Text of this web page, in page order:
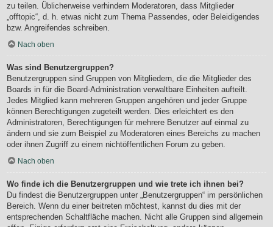
zu teilen. Üblicherweise verhindern Moderatoren, dass Mitglieder
„offtopic“, d. h. etwas nicht zum Thema Passendes, oder Beleidigendes
bzw. Angreifendes schreiben.
Nach oben
Was sind Benutzergruppen?
Benutzergruppen sind Gruppen von Mitgliedern, die die Mitglieder des
Boards in für die Board-Administration verwaltbare Einheiten aufteilt.
Jedes Mitglied kann mehreren Gruppen angehören und jeder Gruppe
können Berechtigungen zugeteilt werden. Dies erleichtert es den
Administratoren, Berechtigungen für mehrere Benutzer auf einmal zu
ändern und sie zum Beispiel zu Moderatoren eines Bereichs zu machen
oder ihnen Zugriff zu einem nichtöffentlichen Forum zu geben.
Nach oben
Wo finde ich die Benutzergruppen und wie trete ich ihnen bei?
Du findest die Benutzergruppen unter „Benutzergruppen“ im persönlichen
Bereich. Wenn du einer beitreten möchtest, kannst du dies mit der
entsprechenden Schaltfläche machen. Nicht alle Gruppen sind allgemein